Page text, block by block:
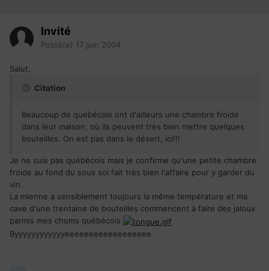
Invité
Posté(e) 17 juin 2004
Salut,
Citation
Beaucoup de québécois ont d'ailleurs une chambre froide
dans leur maison, où ils peuvent très bien mettre quelques
bouteilles. On est pas dans le désert, ici!!!
Je ne suis pas québécois mais je confirme qu'une petite chambre
froide au fond du sous sol fait très bien l'affaire pour y garder du
vin.
La mienne a sensiblement toujours la même température et ma
cave d'une trentaine de bouteilles commencent à faire des jaloux
parmis mes chums québécois
Byyyyyyyyyyyyeeeeeeeeeeeeeeeeee